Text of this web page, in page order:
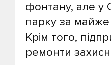
фонтану, але у
парку за майже
Крім того,
ремонти